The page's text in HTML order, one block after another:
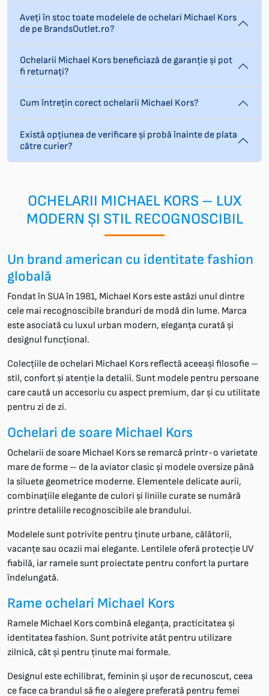
Aveți în stoc toate modelele de ochelari Michael Kors
de pe BrandsOutlet.ro?
Ochelarii Michael Kors beneficiază de garanție și pot
fi returnați?
Cum întrețin corect ochelarii Michael Kors?
Există opțiunea de verificare și probă înainte de plata
către curier?
OCHELARII MICHAEL KORS – LUX
MODERN ȘI STIL RECOGNOSCIBIL
Un brand american cu identitate fashion
globală
Fondat în SUA în 1981, Michael Kors este astăzi unul dintre
cele mai recognoscibile branduri de modă din lume. Marca
este asociată cu luxul urban modern, eleganța curată și
designul funcțional.
Colecțiile de ochelari Michael Kors reflectă aceeași filosofie –
stil, confort și atenție la detalii. Sunt modele pentru persoane
care caută un accesoriu cu aspect premium, dar și cu utilitate
pentru zi de zi.
Ochelari de soare Michael Kors
Ochelarii de soare Michael Kors se remarcă printr-o varietate
mare de forme – de la aviator clasic și modele oversize până
la siluete geometrice moderne. Elementele delicate aurii,
combinațiile elegante de culori și liniile curate se numără
printre detaliile recognoscibile ale brandului.
Modelele sunt potrivite pentru ținute urbane, călătorii,
vacanțe sau ocazii mai elegante. Lentilele oferă protecție UV
fiabilă, iar ramele sunt proiectate pentru confort la purtare
îndelungată.
Rame ochelari Michael Kors
Ramele Michael Kors combină eleganța, practicitatea și
identitatea fashion. Sunt potrivite atât pentru utilizare
zilnică, cât și pentru ținute mai formale.
Designul este echilibrat, feminin și ușor de recunoscut, ceea
ce face ca brandul să fie o alegere preferată pentru femei